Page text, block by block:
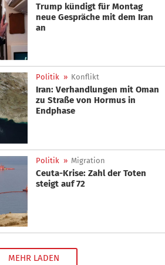
Trump kündigt für Montag
neue Gespräche mit dem Iran
an
Politik » Konflikt
Iran: Verhandlungen mit Oman
zu Straße von Hormus in
Endphase
Politik » Migration
Ceuta-Krise: Zahl der Toten
steigt auf 72
MEHR LADEN